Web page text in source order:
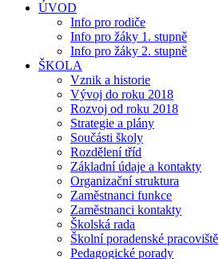
ÚVOD
Info pro rodiče
Info pro žáky 1. stupně
Info pro žáky 2. stupně
ŠKOLA
Vznik a historie
Vývoj do roku 2018
Rozvoj od roku 2018
Strategie a plány
Součásti školy
Rozdělení tříd
Základní údaje a kontakty
Organizační struktura
Zaměstnanci funkce
Zaměstnanci kontakty
Školská rada
Školní poradenské pracoviště
Pedagogické porady